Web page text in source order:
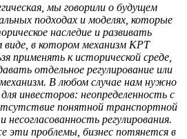
мы говорили о будущем
подходах и моделях, которые
наследие и развивать
в котором механизм КРТ
применять к исторической среде,
отдельное регулирование или
В любом случае нам нужно
инвесторов: неопределенность с
понятной транспортной
несогласованность регулирования.
эти проблемы, бизнес потянется в